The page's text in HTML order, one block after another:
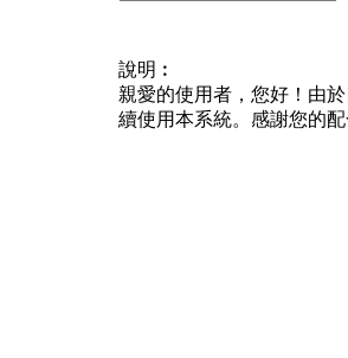
說明︰
親愛的使用者，您好！由
續使用本系統。感謝您的配